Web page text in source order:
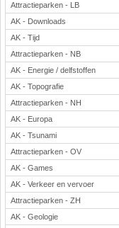
Attractieparken - LB
AK - Downloads
AK - Tijd
Attractieparken - NB
AK - Energie / delfstoffen
AK - Topografie
Attractieparken - NH
AK - Europa
AK - Tsunami
Attractieparken - OV
AK - Games
AK - Verkeer en vervoer
Attractieparken - ZH
AK - Geologie